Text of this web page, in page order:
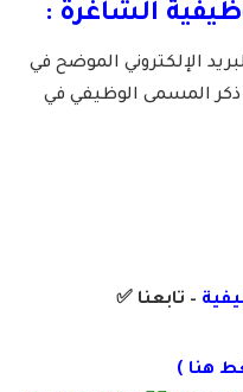
الشاغرة :
الإلكتروني الموضح في
المسمى الوظيفي في
– تابعنا ✅
هنا )